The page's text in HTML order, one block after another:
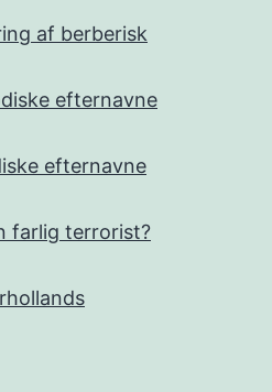
af berberisk
efternavne
efternavne
farlig terrorist?